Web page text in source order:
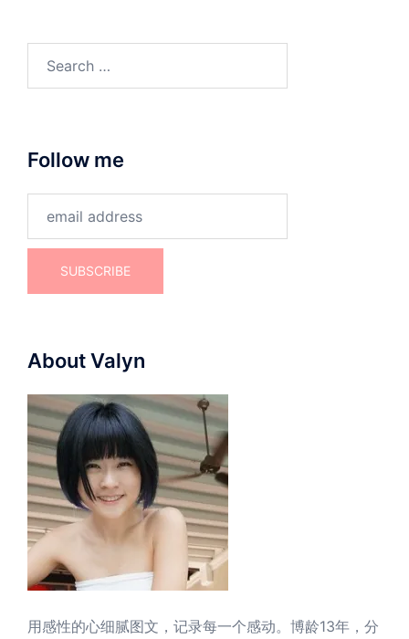
for:
Follow me
About Valyn
用感性的心细腻图文，记录每一个感动。博龄13年，分